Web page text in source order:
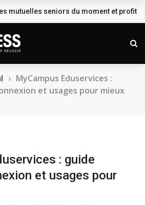
mutuelles seniors du moment et
› MyCampus Eduservices :
et usages pour mieux
: guide
et usages pour